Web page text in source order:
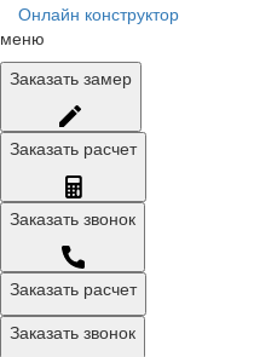
Онлайн конструктор
меню
Заказать замер
Заказать расчет
Заказать звонок
Заказать расчет
Заказать звонок